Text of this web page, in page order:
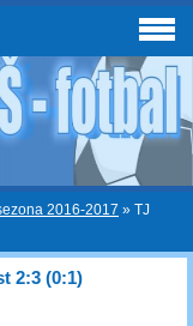
2016-2017 » TJ
2:3 (0:1)